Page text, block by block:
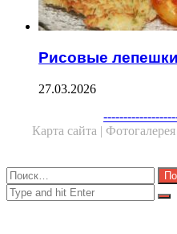
Рисовые лепешки
27.03.2026
Карта сайта | Фотогалерея
Close
Найти:
Close